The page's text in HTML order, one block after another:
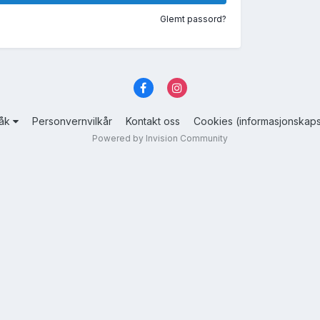
Glemt passord?
Personvernvilkår Kontakt oss Cookies
Powered by Invision Community